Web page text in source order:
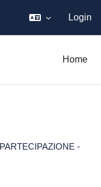
Login
Home
-